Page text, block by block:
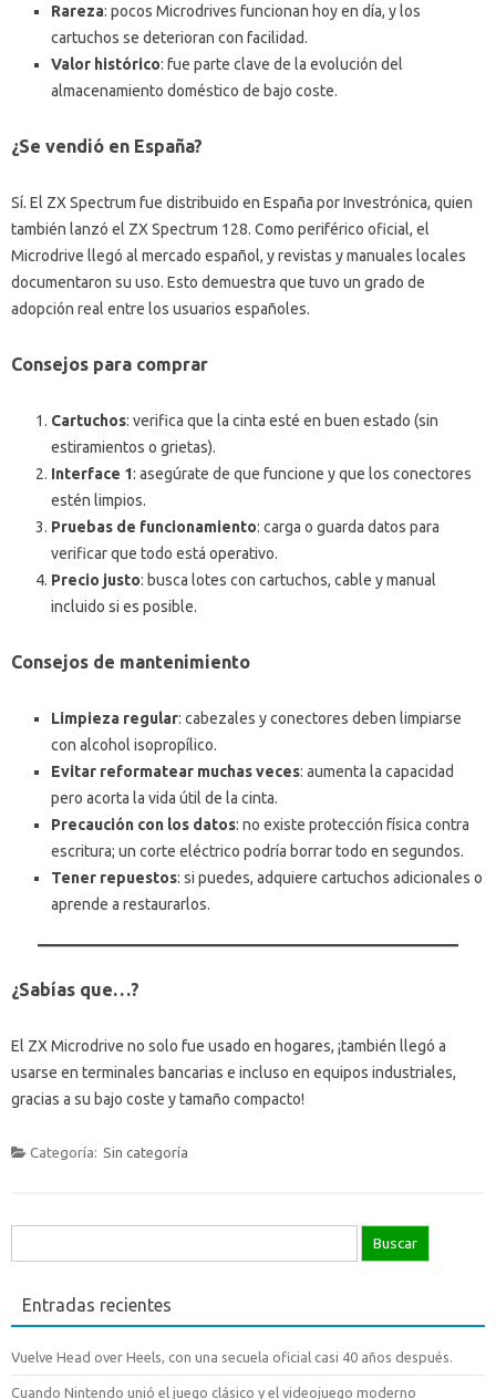
Rareza: pocos Microdrives funcionan hoy en día, y los
cartuchos se deterioran con facilidad.
Valor histórico: fue parte clave de la evolución del
almacenamiento doméstico de bajo coste.
¿Se vendió en España?
Sí. El ZX Spectrum fue distribuido en España por Investrónica, quien
también lanzó el ZX Spectrum 128. Como periférico oficial, el
Microdrive llegó al mercado español, y revistas y manuales locales
documentaron su uso. Esto demuestra que tuvo un grado de
adopción real entre los usuarios españoles.
Consejos para comprar
Cartuchos: verifica que la cinta esté en buen estado (sin
estiramientos o grietas).
Interface 1: asegúrate de que funcione y que los conectores
estén limpios.
Pruebas de funcionamiento: carga o guarda datos para
verificar que todo está operativo.
Precio justo: busca lotes con cartuchos, cable y manual
incluido si es posible.
Consejos de mantenimiento
Limpieza regular: cabezales y conectores deben limpiarse
con alcohol isopropílico.
Evitar reformatear muchas veces: aumenta la capacidad
pero acorta la vida útil de la cinta.
Precaución con los datos: no existe protección física contra
escritura; un corte eléctrico podría borrar todo en segundos.
Tener repuestos: si puedes, adquiere cartuchos adicionales o
aprende a restaurarlos.
¿Sabías que…?
El ZX Microdrive no solo fue usado en hogares, ¡también llegó a
usarse en terminales bancarias e incluso en equipos industriales,
gracias a su bajo coste y tamaño compacto!
Categoría: Sin categoría
Entradas recientes
Vuelve Head over Heels, con una secuela oficial casi 40 años después.
Cuando Nintendo unió el juego clásico y el videojuego moderno